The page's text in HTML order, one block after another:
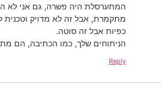
המתערסלת היה פשרה, גם אני לא
מתקמרת, אבל זה לא מדויק
כפיות אבל זה סוטה.
הניתוחים שלך, כמו הכתיבה, הם
Reply